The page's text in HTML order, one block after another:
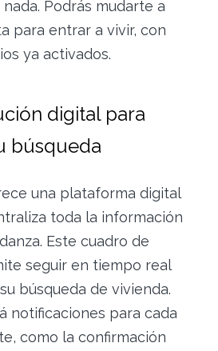
Podrás mudarte a
para entrar a vivir, con
ya activados.
digital para
búsqueda
una plataforma digital
toda la información
Este cuadro de
seguir en tiempo real
búsqueda de vivienda.
notificaciones para cada
como la confirmación